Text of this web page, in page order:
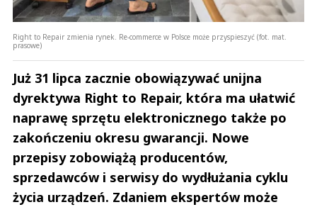
Right to Repair zmienia rynek. Re-commerce w Polsce może przyspieszyć (fot. mat.
prasowe)
Już 31 lipca zacznie obowiązywać unijna
dyrektywa Right to Repair, która ma ułatwić
naprawę sprzętu elektronicznego także po
zakończeniu okresu gwarancji. Nowe
przepisy zobowiążą producentów,
sprzedawców i serwisy do wydłużania cyklu
życia urządzeń. Zdaniem ekspertów może